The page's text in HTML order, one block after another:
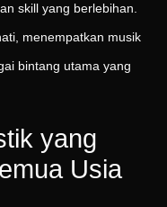
skill yang berlebihan.
menempatkan musik
bintang utama yang
yang
Usia